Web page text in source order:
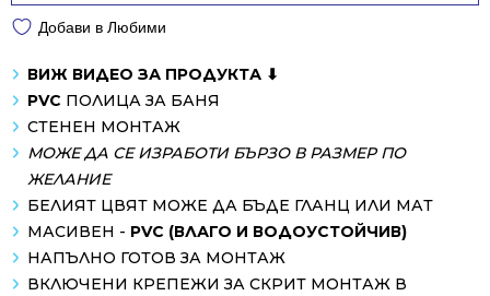
Добави в Любими
ВИЖ ВИДЕО ЗА ПРОДУКТА ⬇
PVC ПОЛИЦА ЗА БАНЯ
СТЕНЕН МОНТАЖ
МОЖЕ ДА СЕ ИЗРАБОТИ БЪРЗО В РАЗМЕР ПО
ЖЕЛАНИЕ
БЕЛИЯТ ЦВЯТ МОЖЕ ДА БЪДЕ ГЛАНЦ ИЛИ МАТ
МАСИВЕН - PVC (ВЛАГО И ВОДОУСТОЙЧИВ)
НАПЪЛНО ГОТОВ ЗА МОНТАЖ
ВКЛЮЧЕНИ КРЕПЕЖИ ЗА СКРИТ МОНТАЖ В